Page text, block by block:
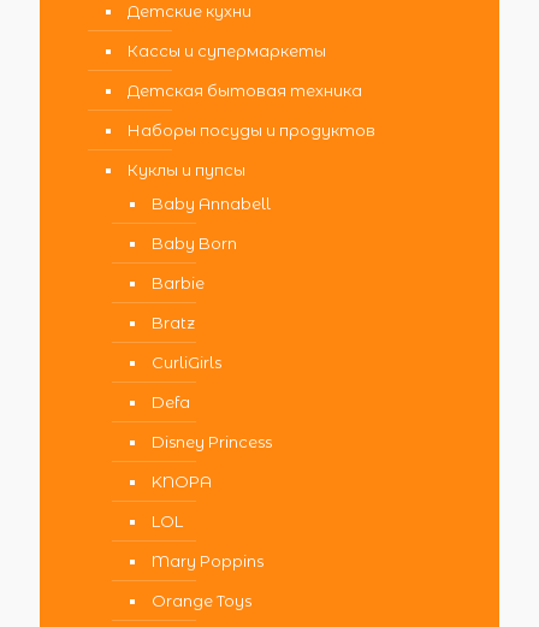
Детские кухни
Кассы и супермаркеты
Детская бытовая техника
Наборы посуды и продуктов
Куклы и пупсы
Baby Annabell
Baby Born
Barbie
Bratz
CurliGirls
Defa
Disney Princess
KNOPA
LOL
Mary Poppins
Orange Toys